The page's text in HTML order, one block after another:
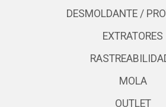
DESMOLDANTE /
EXTRATORES
MOLA
OUTLET